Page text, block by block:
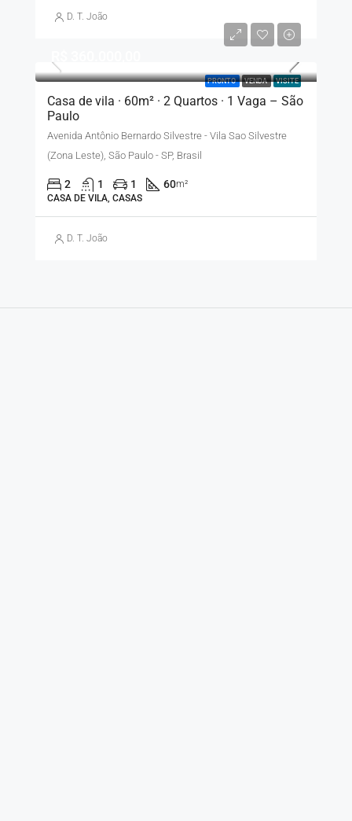
D. T. João
PRONTO VENDA VISITE
Casa de vila · 60m² · 2 Quartos · 1 Vaga – São
Paulo
Avenida Antônio Bernardo Silvestre - Vila Sao Silvestre
(Zona Leste), São Paulo - SP, Brasil
2 1 1 60m²
CASA DE VILA, CASAS
D. T. João